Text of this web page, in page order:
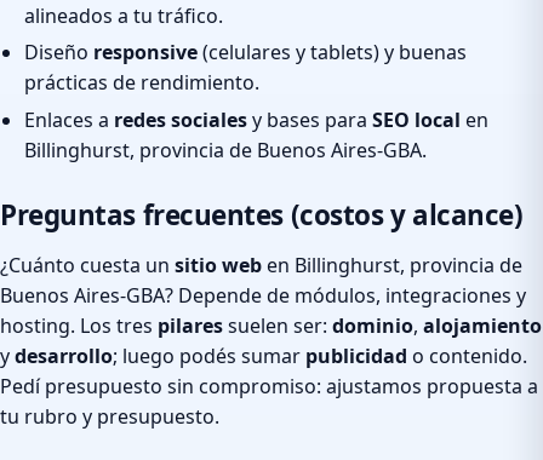
alineados a tu tráfico.
Diseño responsive(celulares y tablets) y buenas
prácticas de rendimiento.
Enlaces a redes socialesy bases para SEO local en
Billinghurst, provincia de Buenos Aires-GBA.
Preguntas frecuentes (costos y alcance)
¿Cuánto cuesta un sitio weben Billinghurst, provincia de
Buenos Aires-GBA? Depende de módulos, integraciones y
hosting. Los tres pilaressuelen ser: dominio, alojamiento
ydesarrollo; luego podés sumar publicidad o contenido.
Pedí presupuesto sin compromiso: ajustamos propuesta a
tu rubro y presupuesto.